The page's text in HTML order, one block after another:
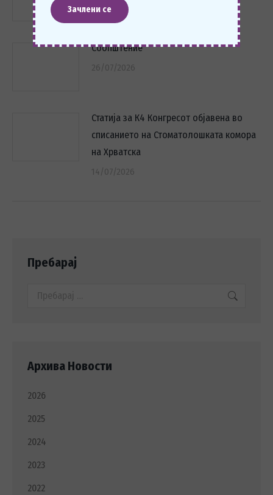
Соопштение
26/07/2026
Статија за К4 Конгресот објавена во
списанието на Стоматолошката комора
на Хрватска
14/07/2026
Пребарај
Архива Новости
2026
2025
2024
2023
2022